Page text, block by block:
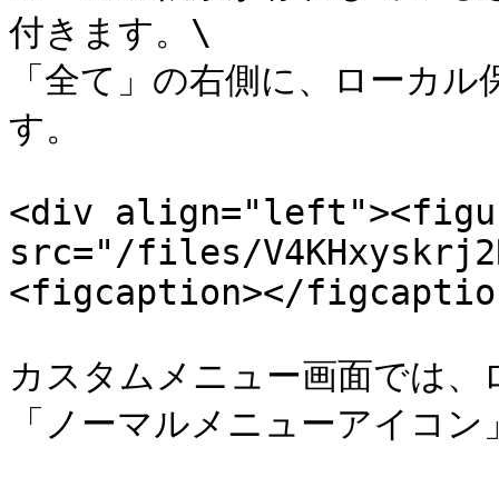
付きます。\
「全て」の右側に、ローカ
す。
<div
src="/files/
<figcaption></
カスタムメニュー画面では
「ノーマルメニューアイコ